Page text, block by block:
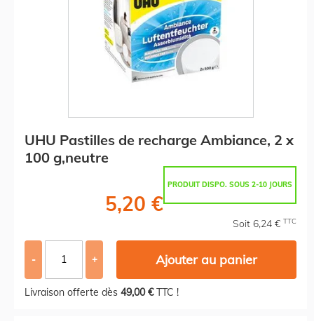
UHU Pastilles de recharge Ambiance, 2 x
100 g,neutre
PRODUIT DISPO. SOUS 2-10 JOURS
5,20 €
Soit 6,24 € TTC
- + Ajouter au panier
Livraison offerte dès 49,00 €TTC !